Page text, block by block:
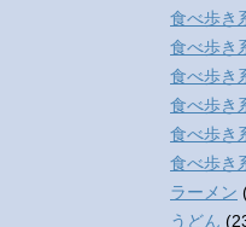
食べ歩き
食べ歩き
食べ歩き
食べ歩き
食べ歩き
食べ歩き
ラーメン
うどん